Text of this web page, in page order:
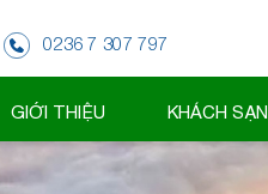
0236 7 307 797
GIỚI THIỆU KHÁCH SẠN